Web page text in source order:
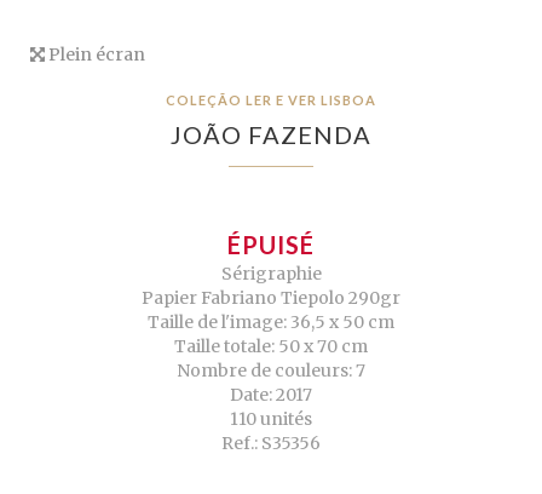
Plein écran
COLEÇÃO LER E VER LISBOA
JOÃO FAZENDA
ÉPUISÉ
Sérigraphie
Papier Fabriano Tiepolo 290gr
Taille de l'image: 36,5 x 50 cm
Taille totale: 50 x 70 cm
Nombre de couleurs: 7
Date: 2017
110 unités
Ref.: S35356